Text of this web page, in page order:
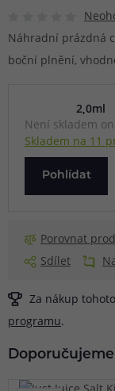
Náhradní prázdná
boční plnění,
2,0ml
Není skladem
Skladem na 11
Pohlídat
Porovnat
Sdílet
Za nákup
programu.